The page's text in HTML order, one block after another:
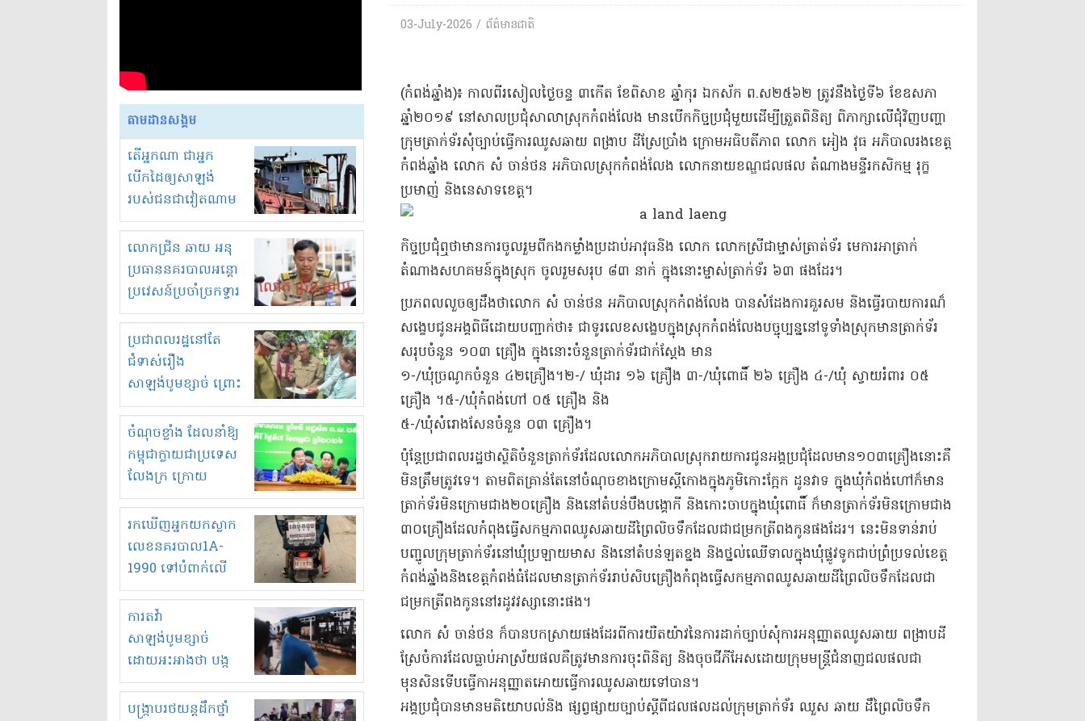
តាមដានសង្គម
តើអ្នកណា ជាអ្នក
បើកដៃឲ្យសាឡង់
របស់ជនជាវៀតណាម
ចូល មកខុស
ច្បាប់លួចបូមខ្សាច់នៅ
ក្នុងប្រទេសកម្ពុជា
លោកជ្រិន ឆាយ អនុ
ប្រធាននគរបាលអន្តោ
ប្រវេសន៍ប្រចាំច្រកទ្វារ
ព្រំដែនភ្នំឌិន និងឈ្មួញ
មួយចំនួនទៀត
កំពង់តែគុបគិតគ្នា
ធ្វើសកម្មភាពរកស៊ីនិង
ស្តុកទំនិញគេចពន្ធ?
ប្រជាពលរដ្ឋនៅតែ
ជំទាស់រឿង
សាឡង់បូមខ្សាច់ ព្រោះ
ខ្លាចបាក់ច្រាំងទៀត!
ចំណុចខ្លាំង ដែលនាំឱ្យ
កម្ពុជាក្លាយជាប្រទេស
លែងក្រ ក្រោយ
ឆ្នាំ២០៣០
រកឃើញអ្នកយកស្លាក
លេខនគរបាល1A-
1990 ទៅបំពាក់លើ
ម៉ូតូរបស់ខ្លួន ដាកផ្លាក
រត់ឌុបហើយ
ការតវ៉ា
សាឡង់បូមខ្សាច់
ដោយអះអាងថា បង្ក
បាក់ច្រាំងទន្លេ និង
រំខានទាំងយប់ទាំងថ្ងៃ
បង្ក្រាបរថយន្តដឹកថ្នាំ
03-July-2026 / ព័ត៌មានជាតិ
(​កំពង់ឆ្នាំង​)៖ កាលពី​រសៀល​ថ្ងៃ​ចន្ទ ៣​កើត ខែ​ពិសាខ ឆ្នាំកុរ ឯកស័ក ព​.​ស​២៥៦២ ត្រូវ​នឹង​ថ្ងៃទី​៦ ខែឧសភា
ឆ្នាំ​២០១៩ នៅ​សាលប្រជុំ​សាលាស្រុក​កំពង់លែង មាន​បើក​កិច្ចប្រជុំ​មួយ​ដើម្បី​ត្រួតពិនិត្យ ពិភាក្សា​លើ​ជុំវិញ​បញ្ហា​
ក្រុម​ត្រាក់ទ័រ​សុំច្បាប់​ធ្វើការ​ឈូសឆាយ ពង្រាប ដីស្រែប្រាំង ក្រោម​អធិបតីភាព លោក អៀង វុ​ធ អភិបាលរង​ខេត្ត
កំពង់ឆ្នាំង លោក សំ ចាន់ថន អភិបាលស្រុក​កំពង់លែង លោកនាយ​ខណ្ឌ​ជលផល តំណាង​មន្ទីរ​កសិកម្ម រុក្ខ​
ប្រមាញ់ និង​នេសាទ​ខេត្ត​។
កិច្ចប្រជុំ​ឮថា​មានការ​ចូលរួម​ពី​កងកម្លាំងប្រដាប់អាវុធ​និង លោក លោកស្រី​ជា​ម្ចាស់​ត្រា​ត់​ទ័​រ មេការ​អាត្រា​ក់
តំណាង​សហគមន៍​ក្នុងស្រុក ចូលរួម​សរុប ៨៣ នាក់ ក្នុងនោះ​ម្ចាស់​ត្រាក់ទ័រ ៦៣ ផងដែរ​។​
ប្រភព​ល​លួច​ឲ្យ​ដឹងថា​​លោក សំ ចាន់ថន អភិបាលស្រុក​កំពង់លែង បាន​សំដែង​ការគួរសម និង​ធ្វើ​របាយ​ការ​ណ៏
សង្ខេប​ជូន​អង្គពិធី​ដោយ​បញ្ជាក់ថា​៖ ជា​ទូរលេខ​សង្ខេប​ក្នុងស្រុក​កំពង់លែង​បច្ចុប្បន្ន​នៅ​ទូទាំង​ស្រុក​មាន​ត្រាក់ទ័រ​
សរុប​ចំនួន ១០៣ គ្រឿង ក្នុងនោះ​ចំនួន​ត្រាក់ទ័រ​ជាក់ស្តែង មាន​
១-/​ឃុំ​ច្រ​ណូ​ក​ចំនួន ៤២​គ្រឿង​។២-/ ឃុំ​ដារ ១៦ គ្រឿង ៣-/​ឃុំ​ពោធិ៍ ២៦ គ្រឿង ៤-/​ឃុំ ស្វាយ​រំពារ ០៥
គ្រឿង ។៥-/​ឃុំ​កំពង់​ហៅ ០៥ គ្រឿង និង​
៥-/​ឃុំ​សំរោង​សែន​ចំនួន ០៣ គ្រឿង​។​
​ប៉ុន្តែ​ប្រជាពលរដ្ឋ​ថា​ស្ថិតិ​ចំនួន​ត្រាក់ទ័រ​ដែល​លោក​អភិបាលស្រុក​រាយ​ការជូន​អង្គប្រជុំ​ដែលមាន​១០៣​គ្រឿង​នោះ​គឺ​
មិន​ត្រឹមត្រូវ​ទេ​។ តាមពិត​គ្រាន់តែ​នៅ​ចំណុច​ខាងក្រោម​ស្ដី​កោង​ក្នុងភូមិ​កោះ​ក្អែក ដូន​វាទ ក្នុង​ឃុំ​កំពង់​ហៅ​ក៏មាន​
ត្រាក់ទ័រ​មិន​ក្រោម​ជាង​២០​គ្រឿង និង​នៅ​តំបន់​បឹង​ប​ង្គោ​កី និង​កោះ​ចាប​ក្នុង​ឃុំ​ពោធិ៍ ក៏មាន​ត្រាក់ទ័រ​មិន​ក្រោម​ជាង​
៣០​គ្រឿង​ដែល​កំពុង​ធ្វើ​សកម្មភាព​ឈូសឆាយ​ដីព្រៃ​លិច​ទឹក​ដែលជា​ជម្រក​ត្រី​ពង​កូន​ផងដែរ​។ នេះ​មិនទាន់​រាប់
បញ្ចូល​ក្រុម​ត្រាក់ទ័រ​នៅ​ឃុំ​ប្រឡាយ​មាស និង​នៅ​តំបន់​ឡត​ខ្នង និង​ថ្នល់​ឈើទាល​ក្នុង​ឃុំ​ផ្លូវ​ទូក​ជាប់​ព្រំប្រទល់​ខេត្ត
កំពង់ឆ្នាំង​និង​ខេត្តកំពង់ធំ​ដែលមាន​ត្រាក់ទ័រ​រាប់សិប​គ្រឿង​កំពុង​ធ្វើ​សកម្មភាព​ឈូសឆាយ​ដីព្រៃ​លិច​ទឹក​ដែលជា​
ជម្រក​ត្រី​ពង​កូន​នៅ​រដូវវស្សា​នោះ​ផង​។​
​លោក សំ ចាន់ថន ក៏បាន​បកស្រាយ​ផងដែរ​ពី​ការយឺតយ៉ាវ​នៃ​ការដាក់​ច្បាប់​សុំ​ការអនុញ្ញាត​ឈូសឆាយ ពង្រាបដី​
ស្រែចំការ​ដែល​ធ្លាប់​អាស្រ័យ​ផល​គឺ​ត្រូវមាន​ការចុះពិនិត្យ និង​ចុច​ជី​ភី​អែ​ស​ដោយ​ក្រុមមន្ត្រី​ជំនាញ​ជលផល​ជា
មុនសិន​ទើប​ធ្វើកា​អនុញ្ញាតអោយ​ធ្វើការ​ឈូសឆាយ​ទៅបាន​។​
​អង្គ​ប្រជុំបាន​មានមតិ​យោបល់​និង ផ្សព្វផ្សាយ​ច្បាប់​ស្តីពី​ជលផល​ដល់​ក្រុម​ត្រាក់ទ័រ ឈួ​ស ឆាយ ដឹ​ព្រៃ​លិច​ទឹក